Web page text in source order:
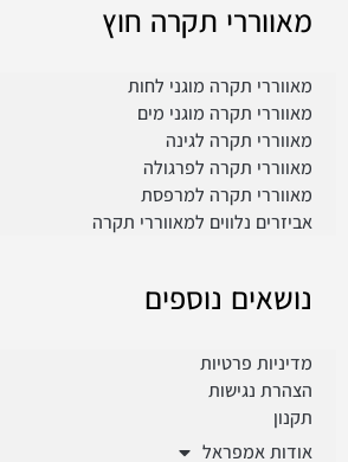
מאווררי תקרה חוץ
מאווררי תקרה מוגני לחות
מאווררי תקרה מוגני מים
מאווררי תקרה לגינה
מאווררי תקרה לפרגולה
מאווררי תקרה למרפסת
אביזרים נלווים למאווררי תקרה
נושאים נוספים
מדיניות פרטיות
הצהרת נגישות
תקנון
אודות אמפראל